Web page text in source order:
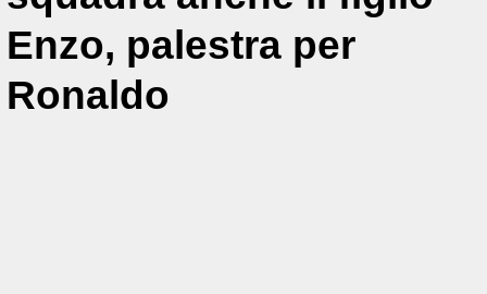
Enzo, palestra per
Ronaldo